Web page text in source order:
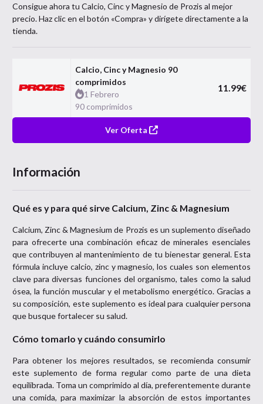
Consigue ahora tu Calcio, Cinc y Magnesio de Prozis al mejor
precio. Haz clic en el botón «Compra» y dirígete directamente a la
tienda.
Calcio, Cinc y Magnesio 90
comprimidos
1 Febrero
90 comprimidos
11.99€
Ver Oferta
Información
Qué es y para qué sirve Calcium, Zinc & Magnesium
Calcium, Zinc & Magnesium de Prozis es un suplemento diseñado
para ofrecerte una combinación eficaz de minerales esenciales
que contribuyen al mantenimiento de tu bienestar general. Esta
fórmula incluye calcio, zinc y magnesio, los cuales son elementos
clave para diversas funciones del organismo, tales como la salud
ósea, la función muscular y el metabolismo energético. Gracias a
su composición, este suplemento es ideal para cualquier persona
que busque fortalecer su salud.
Cómo tomarlo y cuándo consumirlo
Para obtener los mejores resultados, se recomienda consumir
este suplemento de forma regular como parte de una dieta
equilibrada. Toma un comprimido al día, preferentemente durante
una comida, para maximizar la absorción de estos importantes